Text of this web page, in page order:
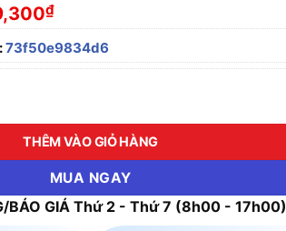
₫
73f50e9834d6
DGT03L V/5W RẠNG ĐÔNG số lượng
THÊM VÀO GIỎ HÀNG
MUA NGAY
BÁO GIÁ Thứ 2 - Thứ 7 (8h00 - 17h00)